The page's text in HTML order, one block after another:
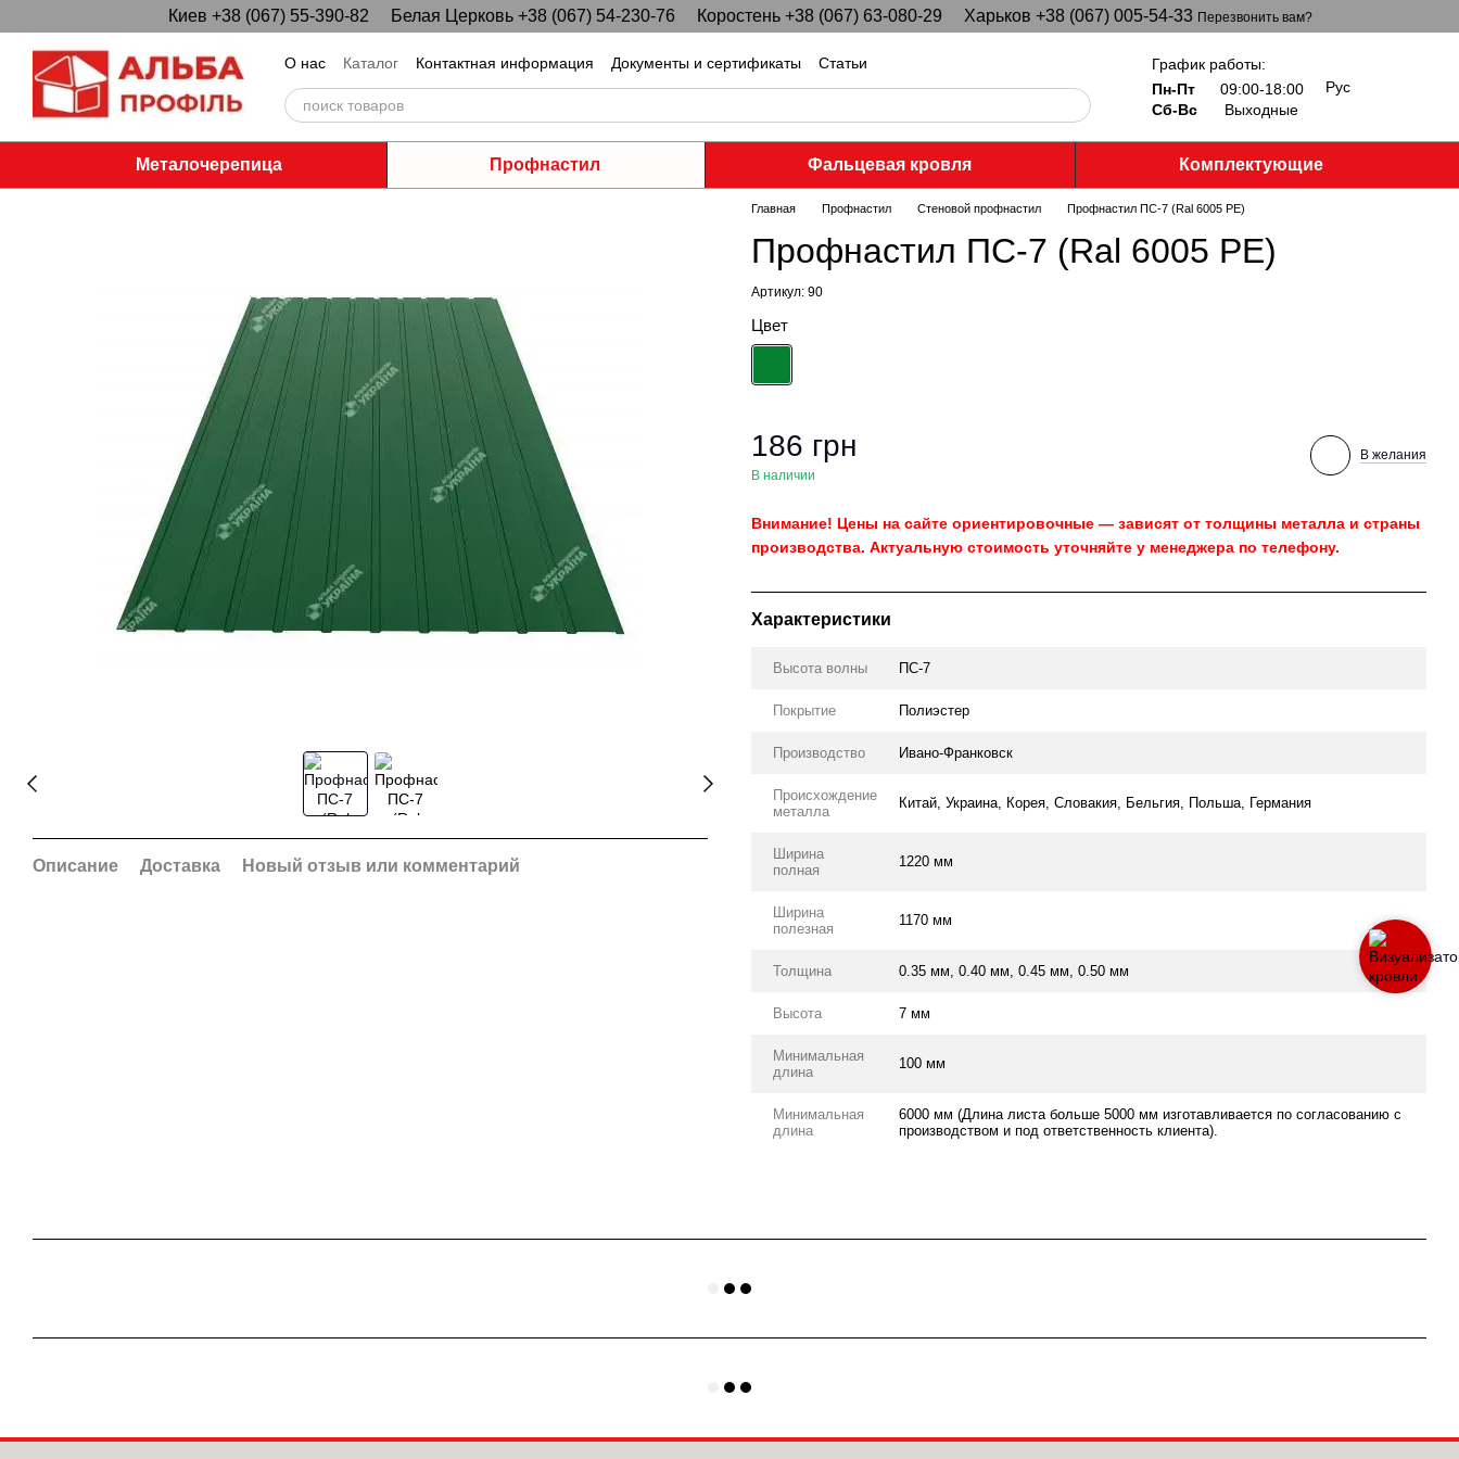
Перейти к основному контентуКиев +38 (067) 55-390-82 Белая Церковь +38 (067) 54-230-76 Коростень +38 (067) 63-080-29 Харьков +38 (067) 005-54-33 Перезвонить вам?
О нас Каталог Контактная информация Документы и сертификаты Статьи
График работы:
Пн-Пт
09:00-18:00
Сб-Вс
Выходные
Рус
Металочерепица Профнастил Фальцевая кровля Комплектующие
Описание Доставка Новый отзыв или комментарий
Главная Профнастил Стеновой профнастил Профнастил ПС-7 (Ral 6005 PE)
Профнастил ПС-7 (Ral 6005 PE)
Артикул: 90
Цвет
186 грн
В наличии
В желания
Внимание! Цены на сайте ориентировочные — зависят от толщины металла и страны
производства. Актуальную стоимость уточняйте у менеджера по телефону.
Характеристики
Высота волны ПС-7
Покрытие Полиэстер
Производство Ивано-Франковск
Происхождение
металла
Китай, Украина, Корея, Словакия, Бельгия, Польша, Германия
Ширина
полная
1220 мм
Ширина
полезная
1170 мм
Толщина 0.35 мм, 0.40 мм, 0.45 мм, 0.50 мм
Высота 7 мм
Минимальная
длина
100 мм
Минимальная
длина
6000 мм (Длина листа больше 5000 мм изготавливается по согласованию с
производством и под ответственность клиента).